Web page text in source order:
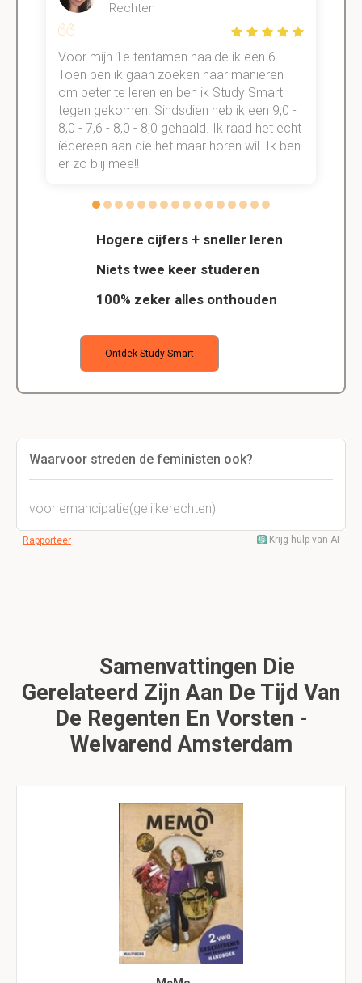
Hogere cijfers + sneller leren
Niets twee keer studeren
100% zeker alles onthouden
Ontdek Study Smart
Rechten
Voor mijn 1e tentamen haalde ik een 6.
Toen ben ik gaan zoeken naar manieren
om beter te leren en ben ik Study Smart
tegen gekomen. Sindsdien heb ik een 9,0 -
8,0 - 7,6 - 8,0 - 8,0 gehaald. Ik raad het echt
íédereen aan die het maar horen wil. Ik ben
er zo blij mee!!
Waarvoor streden de feministen ook?
voor emancipatie(gelijkerechten)
Rapporteer Krijg hulp van AI
Samenvattingen Die
Gerelateerd Zijn Aan De Tijd Van
De Regenten En Vorsten -
Welvarend Amsterdam